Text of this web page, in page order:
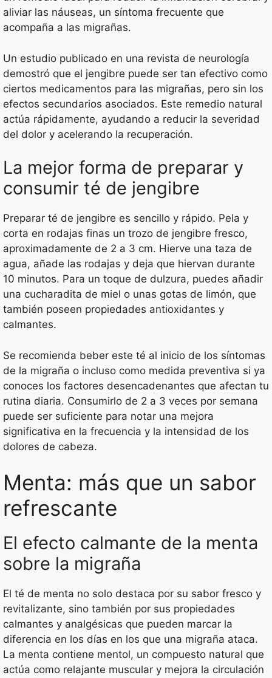
aliviar las náuseas, un síntoma frecuente que
acompaña a las migrañas.
Un estudio publicado en una revista de neurología
demostró que el jengibre puede ser tan efectivo como
ciertos medicamentos para las migrañas, pero sin los
efectos secundarios asociados. Este remedio natural
actúa rápidamente, ayudando a reducir la severidad
del dolor y acelerando la recuperación.
La mejor forma de preparar y
consumir té de jengibre
Preparar té de jengibre es sencillo y rápido. Pela y
corta en rodajas finas un trozo de jengibre fresco,
aproximadamente de 2 a 3 cm. Hierve una taza de
agua, añade las rodajas y deja que hiervan durante
10 minutos. Para un toque de dulzura, puedes añadir
una cucharadita de miel o unas gotas de limón, que
también poseen propiedades antioxidantes y
calmantes.
Se recomienda beber este té al inicio de los síntomas
de la migraña o incluso como medida preventiva si ya
conoces los factores desencadenantes que afectan tu
rutina diaria. Consumirlo de 2 a 3 veces por semana
puede ser suficiente para notar una mejora
significativa en la frecuencia y la intensidad de los
dolores de cabeza.
Menta: más que un sabor
refrescante
El efecto calmante de la menta
sobre la migraña
El té de menta no solo destaca por su sabor fresco y
revitalizante, sino también por sus propiedades
calmantes y analgésicas que pueden marcar la
diferencia en los días en los que una migraña ataca.
La menta contiene mentol, un compuesto natural que
actúa como relajante muscular y mejora la circulación